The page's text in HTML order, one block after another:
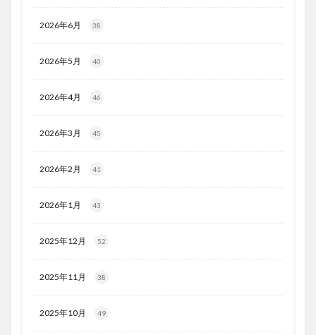
2026年6月 38
2026年5月 40
2026年4月 46
2026年3月 45
2026年2月 41
2026年1月 43
2025年12月 52
2025年11月 38
2025年10月 49